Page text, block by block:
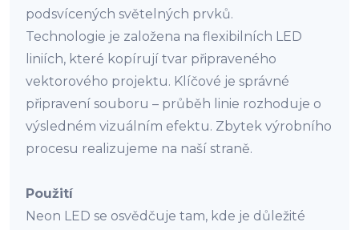
podsvícených světelných prvků.
Technologie je založena na flexibilních LED
liniích, které kopírují tvar připraveného
vektorového projektu. Klíčové je správné
připravení souboru – průběh linie rozhoduje o
výsledném vizuálním efektu. Zbytek výrobního
procesu realizujeme na naší straně.
Použití
Neon LED se osvědčuje tam, kde je důležité